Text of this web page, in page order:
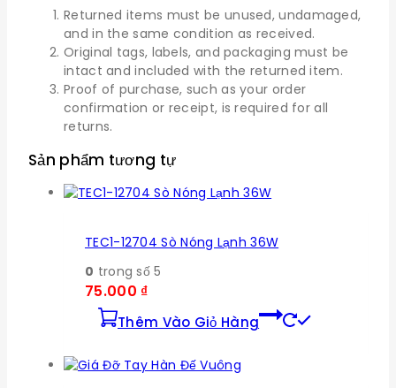
Returned items must be unused, undamaged,
and in the same condition as received.
Original tags, labels, and packaging must be
intact and included with the returned item.
Proof of purchase, such as your order
confirmation or receipt, is required for all
returns.
Sản phẩm tương tự
TEC1-12704 Sò Nóng Lạnh 36W
0 trong số 5
75.000 ₫
Thêm Vào Giỏ Hàng